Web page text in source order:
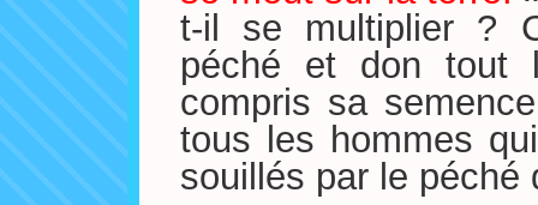
t-il se multiplier ?
péché et don tout
compris sa
tous les hommes
souillés par le péché